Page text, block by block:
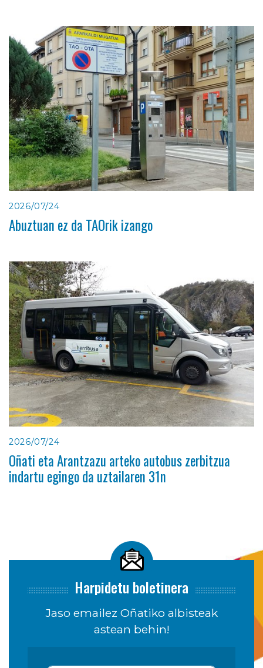
2026/07/24
Abuztuan ez da TAOrik izango
2026/07/24
Oñati eta Arantzazu arteko autobus zerbitzua
indartu egingo da uztailaren 31n
Harpidetu boletinera
Jaso emailez Oñatiko albisteak
astean behin!